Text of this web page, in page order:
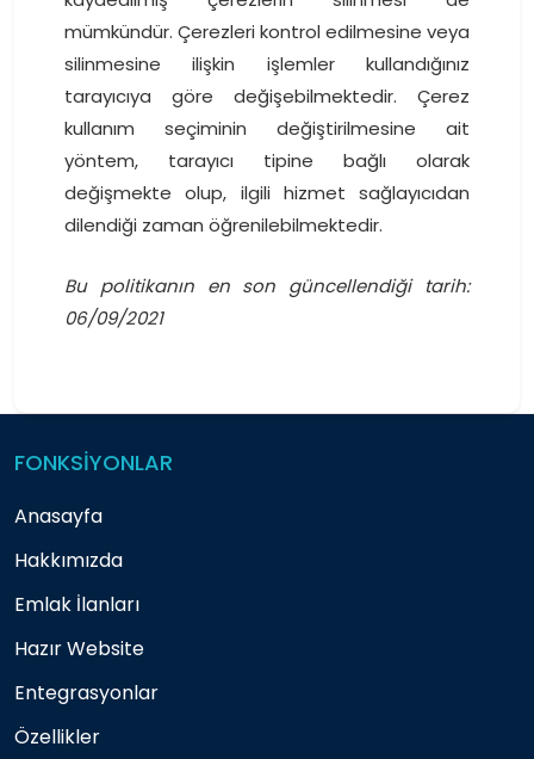
mümkündür. Çerezleri kontrol edilmesine veya
silinmesine ilişkin işlemler kullandığınız
tarayıcıya göre değişebilmektedir. Çerez
kullanım seçiminin değiştirilmesine ait
yöntem, tarayıcı tipine bağlı olarak
değişmekte olup, ilgili hizmet sağlayıcıdan
dilendiği zaman öğrenilebilmektedir.
Bu politikanın en son güncellendiği tarih:
06/09/2021
FONKSİYONLAR
Anasayfa
Hakkımızda
Emlak İlanları
Hazır Website
Entegrasyonlar
Özellikler